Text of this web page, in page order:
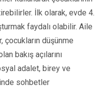
İlk olarak, evde 4.
faydalı olabilir. Aile
çocukların düşünme
bakış açılarını
adalet, birey ve
sohbetler